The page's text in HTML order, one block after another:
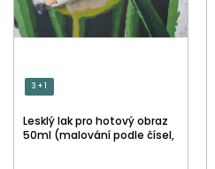
3 + 1
Lesklý lak pro hotový obraz
50ml (malování podle čísel,